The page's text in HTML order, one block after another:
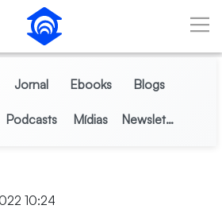
principal
Jornal Ebooks Blogs
Podcasts Mídias Newsletter
10:24